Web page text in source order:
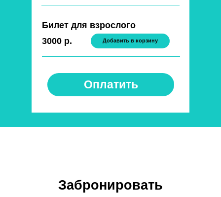
Билет для взрослого
3000 р.
Добавить в корзину
Оплатить
Забронировать